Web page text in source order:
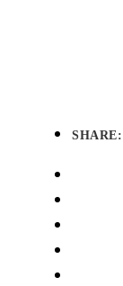
SHARE: